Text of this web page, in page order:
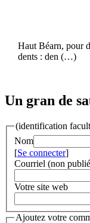
Haut Béarn, pour
dents : den (…)
Un gran de
(identification
Nom
[Se connecter]
Courriel (non
Votre site web
Ajoutez votre